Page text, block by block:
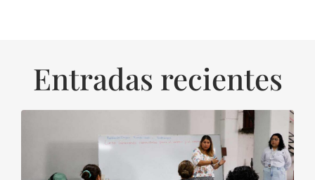
Entradas recientes